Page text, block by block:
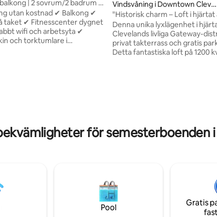
| 2 sovrum/2 badrum |
| Gym | Centrum
utan kostnad ✔ Balkong ✔
taket ✔ Fitnesscenter dygnet
wifi och arbetsyta ✔
och torktumlare i
Field, Rocket Arena, East 4th
Square.
Vindsvåning i Downtown Clevel
and
"Historisk charm – Loft i hjärtat
Cleveland"
Denna unika lyxlägenhet i
Clevelands livliga Gateway-
privat takterrass och gratis
Detta fantastiska loft på 1200
attraktioner ligger inom 5-20
promenad. Njut av en
för semesterboenden
Pool
Gratis